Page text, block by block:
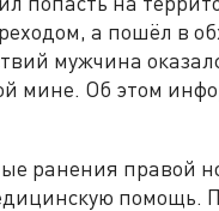
а пошёл в
мужчина
мине. Об этом
ранения правой
помощь.